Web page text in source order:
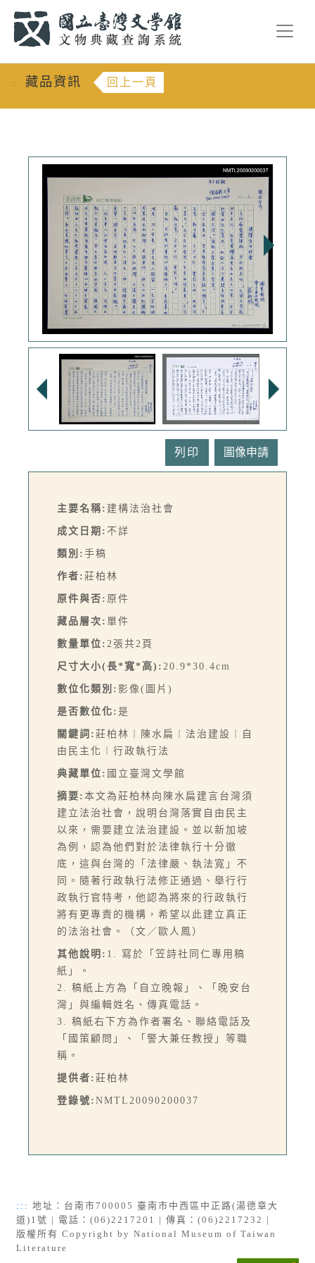
::: 藏品資訊 回上一頁
列印
主要名稱: 建構法治社會
成文日期: 不詳
類別: 手稿
作者: 莊柏林
原件與否: 原件
藏品層次: 單件
數量單位: 2張共2頁
尺寸大小(長*寬*高): 20.9*30.4cm
數位化類別: 影像(圖片)
是否數位化: 是
關鍵詞: 莊柏林︱陳水扁︱法治建設︱自
由民主化︱行政執行法
典藏單位: 國立臺灣文學館
摘要: 本文為莊柏林向陳水扁建言台灣須
建立法治社會，說明台灣落實自由民主
以來，需要建立法治建設。並以新加坡
為例，認為他們對於法律執行十分徹
底，這與台灣的「法律嚴、執法寬」不
同。隨著行政執行法修正通過、舉行行
政執行官特考，他認為將來的行政執行
將有更專責的機構，希望以此建立真正
的法治社會。（文／歐人鳳）
其他說明: 1. 寫於「笠詩社同仁專用稿
紙」。
2. 稿紙上方為「自立晚報」、「晚安台
灣」與編輯姓名、傳真電話。
3. 稿紙右下方為作者署名、聯絡電話及
「國策顧問」、「警大兼任教授」等職
稱。
提供者: 莊柏林
登錄號: NMTL20090200037
::: 地址：台南市700005 臺南市中西區中正路(湯德章大
道)1號 | 電話：(06)2217201 | 傳真：(06)2217232 |
版權所有 Copyright by National Museum of Taiwan
Literature